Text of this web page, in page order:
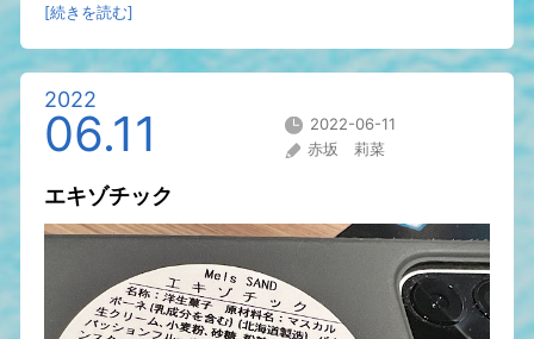
[続きを読む]
2022
06.11
2022-06-11
赤坂 莉菜
エキゾチック